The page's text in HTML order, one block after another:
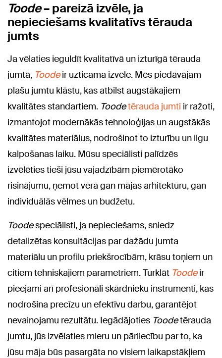
Toode– pareizā izvēle, ja
nepieciešams kvalitatīvs tērauda
jumts
Ja vēlaties ieguldīt kvalitatīvā un izturīgā tērauda
jumtā, Toodeir uzticama izvēle. Mēs piedāvājam
plašu jumtu klāstu, kas atbilst augstākajiem
kvalitātes standartiem. Toodetērauda jumti ir ražoti,
izmantojot modernākās tehnoloģijas un augstākās
kvalitātes materiālus, nodrošinot to izturību un ilgu
kalpošanas laiku. Mūsu speciālisti palīdzēs
izvēlēties tieši jūsu vajadzībām piemērotāko
risinājumu, ņemot vērā gan mājas arhitektūru, gan
individuālās vēlmes un budžetu.
Toodespeciālisti, ja nepieciešams, sniedz
detalizētas konsultācijas par dažādu jumta
materiālu un profilu priekšrocībām, krāsu toņiem un
citiem tehniskajiem parametriem. Turklāt Toodeir
pieejami arī profesionāli skārdnieku instrumenti, kas
nodrošina precīzu un efektīvu darbu, garantējot
nevainojamu rezultātu. Iegādājoties Toodetērauda
jumtu, jūs izvēlaties mieru un pārliecību par to, ka
jūsu māja būs pasargāta no visiem laikapstākļiem